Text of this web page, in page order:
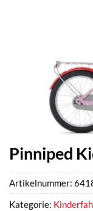
Pinniped
Artikelnummer:
Kategorie: